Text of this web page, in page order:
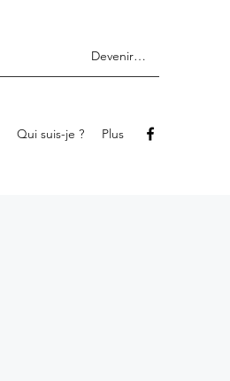
Devenir membre
Qui suis-je ? Plus